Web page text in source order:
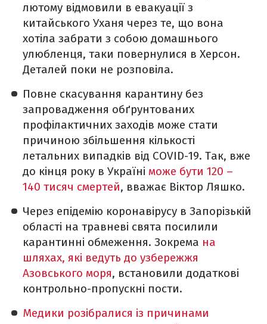
лютому відмовили в евакуації з
китайського Уханя через те, що вона
хотіла забрати з собою домашнього
улюбленця, таки повернулися в Херсон.
Деталей поки не розповіла.
Повне скасування карантину без
запровадження обґрунтованих
профілактичних заходів може стати
причиною збільшення кількості
летальних випадків від COVID-19. Так, вже
до кінця року в Україні може бути 120 –
140 тисяч смертей, вважає Віктор Ляшко.
Через епідемію коронавірусу в Запорізькій
області на травневі свята посилили
карантинні обмеження. Зокрема на
шляхах, які ведуть до узбережжя
Азовського моря, встановили додаткові
контрольно-пропускні пости.
Медики розібралися із причинами